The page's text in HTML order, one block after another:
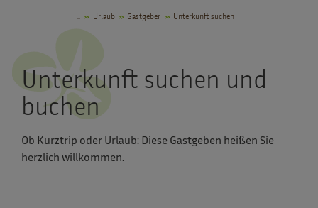
Urlaub Gastgeber Unterkunft suchen
Unterkunft suchen und
buchen
Ob Kurztrip oder Urlaub: Diese Gastgeben heißen Sie
herzlich willkommen.